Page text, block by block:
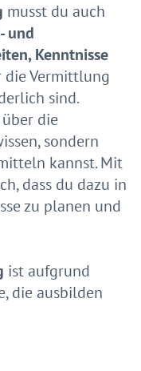
musst du auch
und
Kenntnisse
die Vermittlung
sind.
die
sondern
kannst. Mit
dass du dazu in
zu planen und
ist aufgrund
die ausbilden